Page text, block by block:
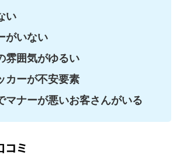
い
がいない
雰囲気がゆるい
カーが不安要素
マナーが悪いお客さんがいる
コミ